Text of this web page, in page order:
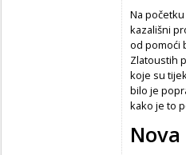
Na
kazališni
od pomoći
Zlatoustih
koje su
bilo je
kako je to